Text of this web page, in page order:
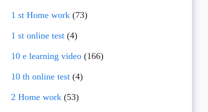
1 st Home work(73)
1 st online test(4)
10 e learning video(166)
10 th online test(4)
2 Home work(53)